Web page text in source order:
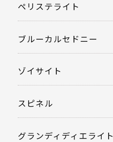
ペリステライト
ブルーカルセドニー
ゾイサイト
スピネル
グランディディエライト